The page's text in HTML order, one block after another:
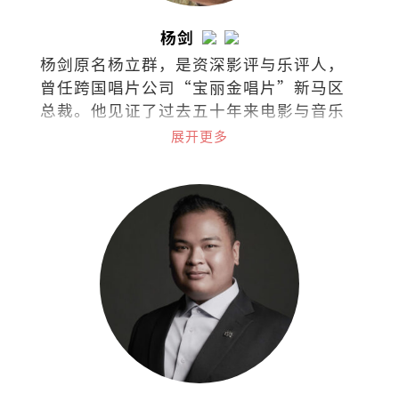
杨剑
杨剑原名杨立群，是资深影评与乐评人，
曾任跨国唱片公司“宝丽金唱片”新马区
总裁。他见证了过去五十年来电影与音乐
演变，是流行娱乐的活字典。
展开更多